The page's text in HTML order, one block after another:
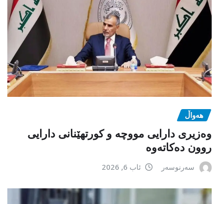
هەواڵ
وەزیری دارایی مووچە و کورتهێنانی دارایی
روون دەکاتەوە
سەرنوسەر ئاب 6, 2026